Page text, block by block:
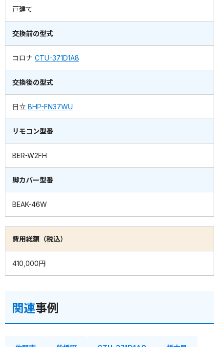
戸建て
交換前の型式
コロナ CTU-371D1A8
交換後の型式
日立 BHP-FN37WU
リモコン型番
BER-W2FH
脚カバー型番
BEAK-46W
費用総額（税込）
410,000円
関連事例